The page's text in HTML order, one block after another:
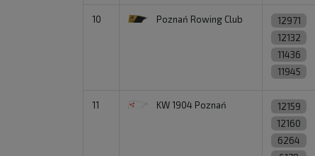
10 Poznań Rowing Club 12971
12132
11436
11945
11 KW 1904 Poznań 12159
12160
6264